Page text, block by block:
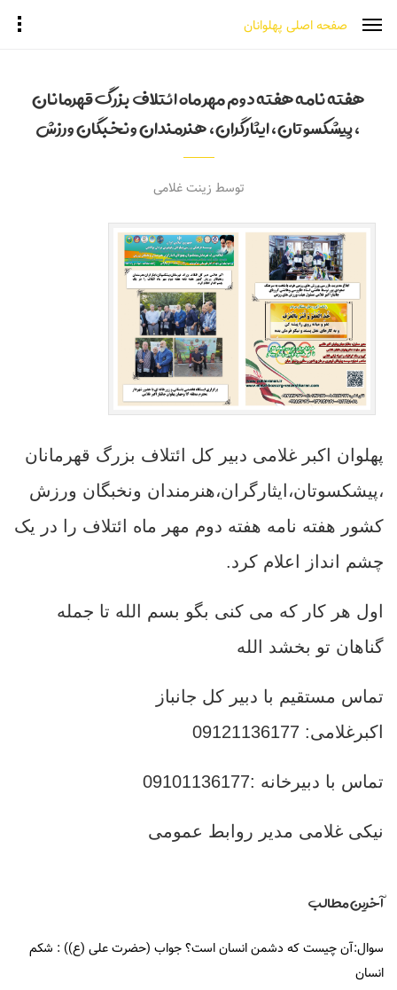
صفحه اصلی پهلوانان
هفته نامه هفته دوم مهر ماه ائتلاف بزرگ قهرمانان
،پیشکسوتان،ایثارگران،هنرمندان ونخبگان ورزش
توسط زینت غلامی
پهلوان اکبر غلامی دبیر کل ائتلاف بزرگ قهرمانان
،پیشکسوتان،ایثارگران،هنرمندان ونخبگان ورزش
کشور هفته نامه هفته دوم مهر ماه ائتلاف را در یک
چشم انداز اعلام کرد.
اول هر کار که می کنی بگو بسم الله تا جمله
گناهان تو بخشد الله
تماس مستقیم با دبیر کل جانباز
اکبرغلامی: 09121136177
تماس با دبیرخانه :09101136177
نیکی غلامی مدير روابط عمومی
آخرین مطالب
سوال:آن چیست که دشمن انسان است؟ جواب (حضرت علی (ع)) : شکم
انسان